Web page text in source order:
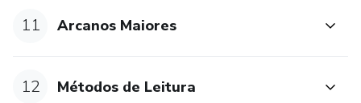
11 Arcanos Maiores
12 Métodos de Leitura